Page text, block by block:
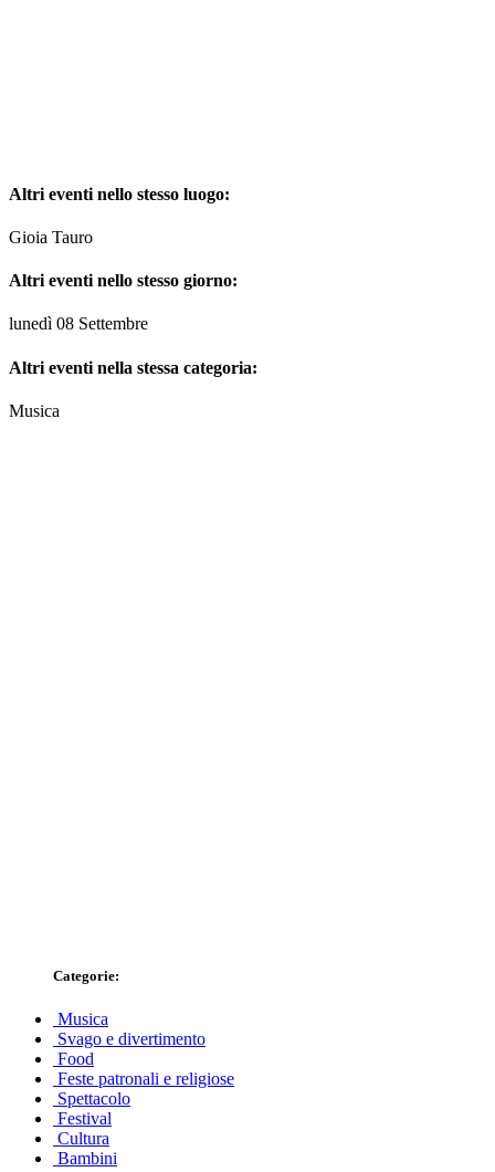
Altri eventi nello stesso luogo:
Gioia Tauro
Altri eventi nello stesso giorno:
lunedì 08 Settembre
Altri eventi nella stessa categoria:
Musica
Categorie:
Musica
Svago e divertimento
Food
Feste patronali e religiose
Spettacolo
Festival
Cultura
Bambini